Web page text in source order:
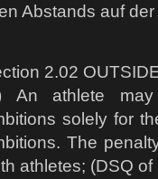
Abstands auf
2.02
An athlete
solely for
The
athletes; (DSQ